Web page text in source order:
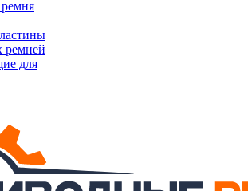
ремней
для